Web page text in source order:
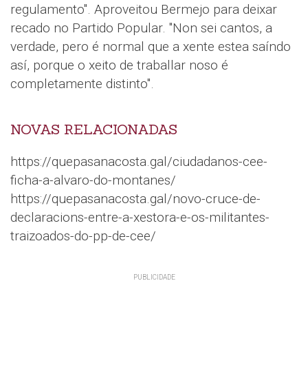
regulamento". Aproveitou Bermejo para deixar
recado no Partido Popular. "Non sei cantos, a
verdade, pero é normal que a xente estea saíndo
así, porque o xeito de traballar noso é
completamente distinto".
NOVAS RELACIONADAS
https://quepasanacosta.gal/ciudadanos-cee-
ficha-a-alvaro-do-montanes/
https://quepasanacosta.gal/novo-cruce-de-
declaracions-entre-a-xestora-e-os-militantes-
traizoados-do-pp-de-cee/